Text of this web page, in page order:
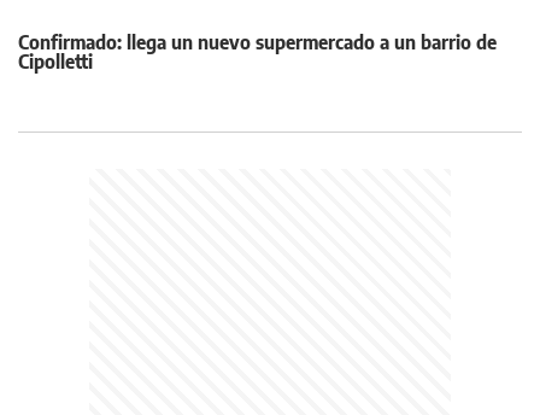
Confirmado: llega un nuevo supermercado a un barrio de
Cipolletti